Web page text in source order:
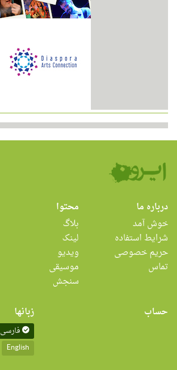
درباره ما
خوش آمد
شرایط استفاده
حریم خصوصی
تماس
محتوا
بلاگ
لینک
ویدیو
موسیقی
سنجش
حساب
زبانها
فارسی
English